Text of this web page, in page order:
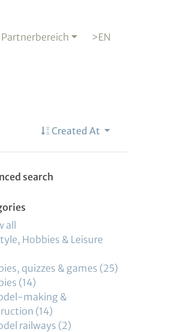
Partnerbereich >EN
Created At
search
all
Hobbies & Leisure
quizzes & games 25
14
making &
14
railways 2